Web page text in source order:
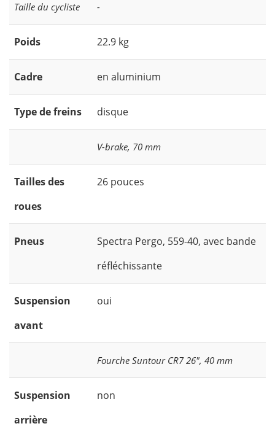
Taille du cycliste -
Poids 22.9 kg
Cadre en aluminium
Type de freins disque
V-brake, 70 mm
Tailles des
roues
26 pouces
Pneus
Spectra Pergo, 559-40, avec bande
réfléchissante
Suspension
avant
oui
Fourche Suntour CR7 26", 40 mm
Suspension
arrière
non